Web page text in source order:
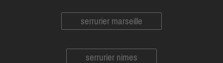
serrurier marseille
serrurier nimes